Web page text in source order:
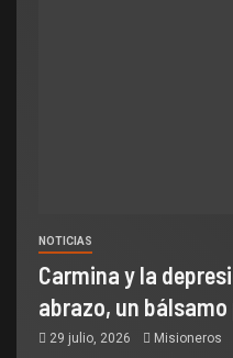
NOTICIAS
Carmina y la
abrazo, un
29 julio, 2026 Misioneros